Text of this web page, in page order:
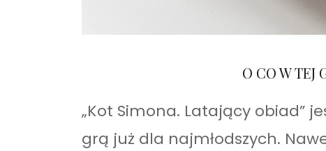
O CO W TEJ
„Kot Simona. Latający obiad”
grą już dla najmłodszych.